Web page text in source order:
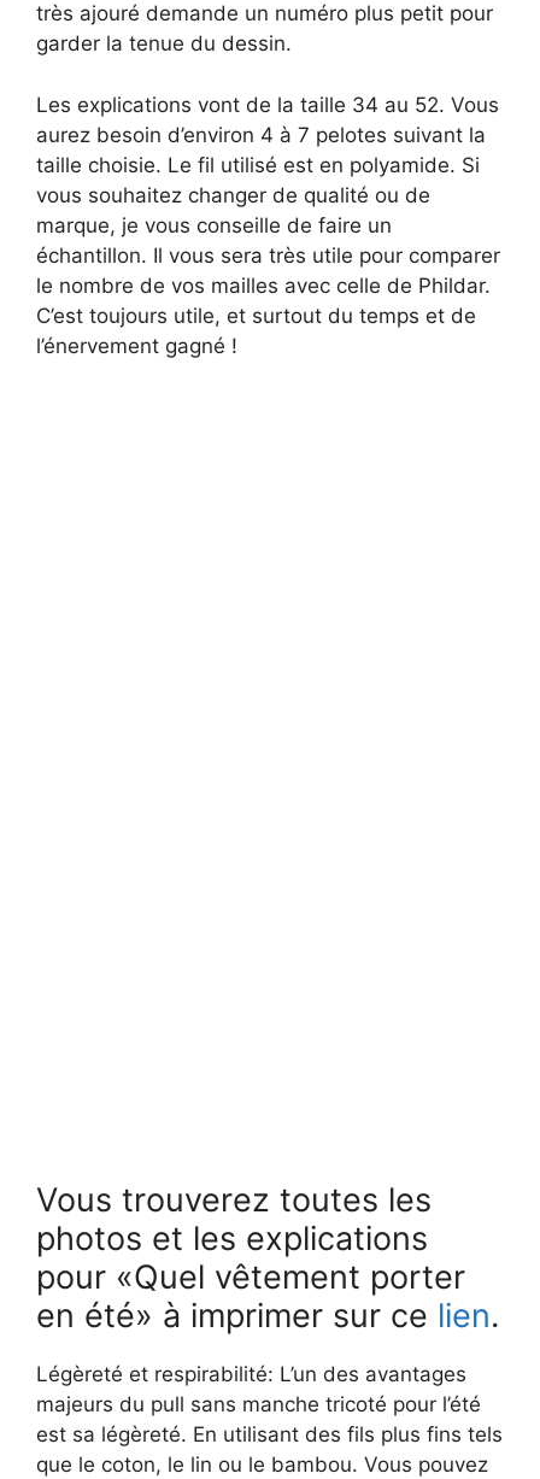
très ajouré demande un numéro plus petit pour
garder la tenue du dessin.
Les explications vont de la taille 34 au 52. Vous
aurez besoin d’environ 4 à 7 pelotes suivant la
taille choisie. Le fil utilisé est en polyamide. Si
vous souhaitez changer de qualité ou de
marque, je vous conseille de faire un
échantillon. Il vous sera très utile pour comparer
le nombre de vos mailles avec celle de Phildar.
C’est toujours utile, et surtout du temps et de
l’énervement gagné !
Vous trouverez toutes les
photos et les explications
pour «Quel vêtement porter
en été» à imprimer sur ce lien.
Légèreté et respirabilité: L’un des avantages
majeurs du pull sans manche tricoté pour l’été
est sa légèreté. En utilisant des fils plus fins tels
que le coton, le lin ou le bambou. Vous pouvez